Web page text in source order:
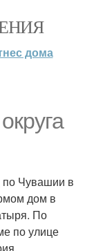
дома
по Чувашии в
дом в
По
по улице